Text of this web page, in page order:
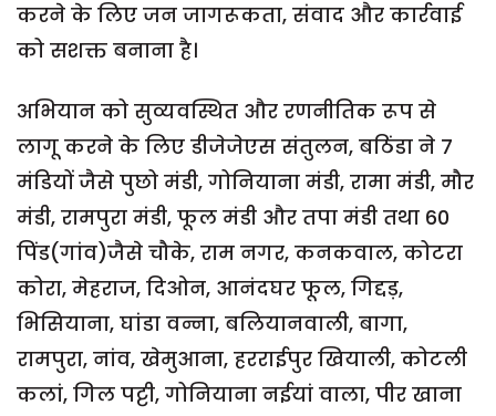
करने के लिए जन जागरूकता, संवाद और कार्रवाई
को सशक्त बनाना है।
अभियान को सुव्यवस्थित और रणनीतिक रूप से
लागू करने के लिए डीजेजेएस संतुलन, बठिंडा ने 7
मंडियों जैसे पुछो मंडी, गोनियाना मंडी, रामा मंडी, मौर
मंडी, रामपुरा मंडी, फूल मंडी और तपा मंडी तथा 60
पिंड(गांव)जैसे चौके, राम नगर, कनकवाल, कोटरा
कोरा, मेहराज, दिओन, आनंदघर फूल, गिद्दड़,
भिसियाना, घांडा वन्ना, बलियानवाली, बागा,
रामपुरा, नांव, खेमुआना, हरराईपुर खियाली, कोटली
कलां, गिल पट्टी, गोनियाना नईयां वाला, पीर खाना